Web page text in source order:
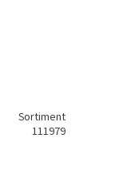
Sortiment
111979